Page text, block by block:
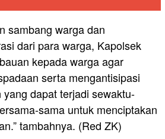
sambang warga dan
dari para warga, Kapolsek
kepada warga agar
serta mengantisipasi
dapat terjadi sewaktu-
sama untuk menciptakan
tambahnya. (Red ZK)